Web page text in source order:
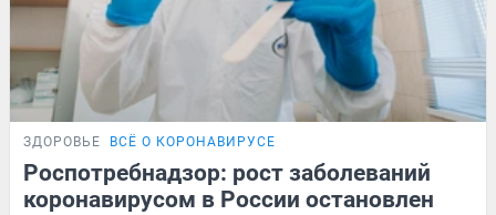
ЗДОРОВЬЕ ВСЁ О КОРОНАВИРУСЕ
Роспотребнадзор: рост заболеваний
коронавирусом в России остановлен